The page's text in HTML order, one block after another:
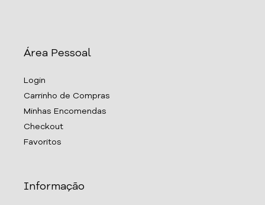
Área Pessoal
Login
Carrinho de Compras
Minhas Encomendas
Checkout
Favoritos
Informação